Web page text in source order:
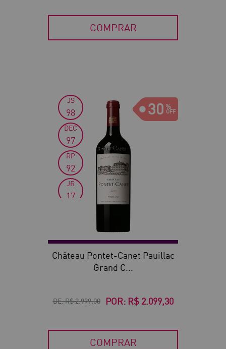
COMPRAR
30
JS
98
DEC
97
RP
92
JR
17
Château Pontet-Canet Pauillac
Grand C...
DE:R$ 2.999,00 POR: R$ 2.099,30
COMPRAR